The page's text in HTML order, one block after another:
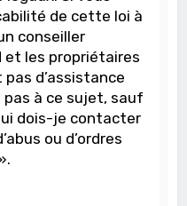
de cette loi à
conseiller
et les propriétaires
d’assistance
pas à ce sujet, sauf
dois-je contacter
ou d’ordres